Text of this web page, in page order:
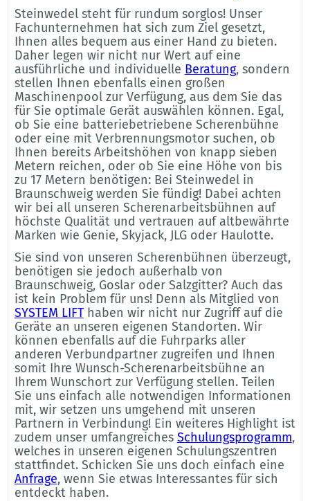
Steinwedel steht für rundum sorglos! Unser
Fachunternehmen hat sich zum Ziel gesetzt,
Ihnen alles bequem aus einer Hand zu bieten.
Daher legen wir nicht nur Wert auf eine
ausführliche und individuelle Beratung, sondern
stellen Ihnen ebenfalls einen großen
Maschinenpool zur Verfügung, aus dem Sie das
für Sie optimale Gerät auswählen können. Egal,
ob Sie eine batteriebetriebene Scherenbühne
oder eine mit Verbrennungsmotor suchen, ob
Ihnen bereits Arbeitshöhen von knapp sieben
Metern reichen, oder ob Sie eine Höhe von bis
zu 17 Metern benötigen: Bei Steinwedel in
Braunschweig werden Sie fündig! Dabei achten
wir bei all unseren Scherenarbeitsbühnen auf
höchste Qualität und vertrauen auf altbewährte
Marken wie Genie, Skyjack, JLG oder Haulotte.
Sie sind von unseren Scherenbühnen überzeugt,
benötigen sie jedoch außerhalb von
Braunschweig, Goslar oder Salzgitter? Auch das
ist kein Problem für uns! Denn als Mitglied von
SYSTEM LIFThaben wir nicht nur Zugriff auf die
Geräte an unseren eigenen Standorten. Wir
können ebenfalls auf die Fuhrparks aller
anderen Verbundpartner zugreifen und Ihnen
somit Ihre Wunsch-Scherenarbeitsbühne an
Ihrem Wunschort zur Verfügung stellen. Teilen
Sie uns einfach alle notwendigen Informationen
mit, wir setzen uns umgehend mit unseren
Partnern in Verbindung! Ein weiteres Highlight ist
zudem unser umfangreiches Schulungsprogramm,
welches in unseren eigenen Schulungszentren
stattfindet. Schicken Sie uns doch einfach eine
Anfrage, wenn Sie etwas Interessantes für sich
entdeckt haben.